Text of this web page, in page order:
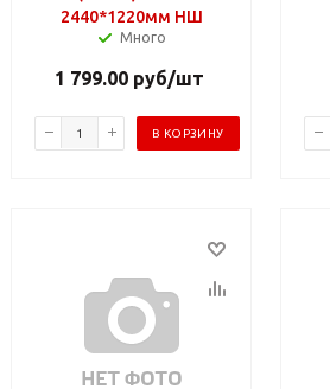
2440*1220мм НШ
Много
1 799.00 руб/шт
В КОРЗИНУ